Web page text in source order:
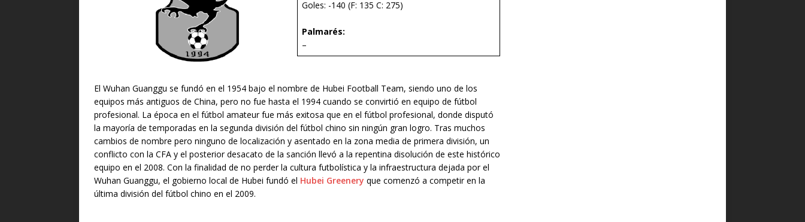
Goles: -140 (F: 135 C: 275)
Palmarés:
–
El Wuhan Guanggu se fundó en el 1954 bajo el nombre de Hubei Football Team, siendo uno de los
equipos más antiguos de China, pero no fue hasta el 1994 cuando se convirtió en equipo de fútbol
profesional. La época en el fútbol amateur fue más exitosa que en el fútbol profesional, donde disputó
la mayoría de temporadas en la segunda división del fútbol chino sin ningún gran logro. Tras muchos
cambios de nombre pero ninguno de localización y asentado en la zona media de primera división, un
conflicto con la CFA y el posterior desacato de la sanción llevó a la repentina disolución de este histórico
equipo en el 2008. Con la finalidad de no perder la cultura futbolística y la infraestructura dejada por el
Wuhan Guanggu, el gobierno local de Hubei fundó el Hubei Greenery que comenzó a competir en la
última división del fútbol chino en el 2009.